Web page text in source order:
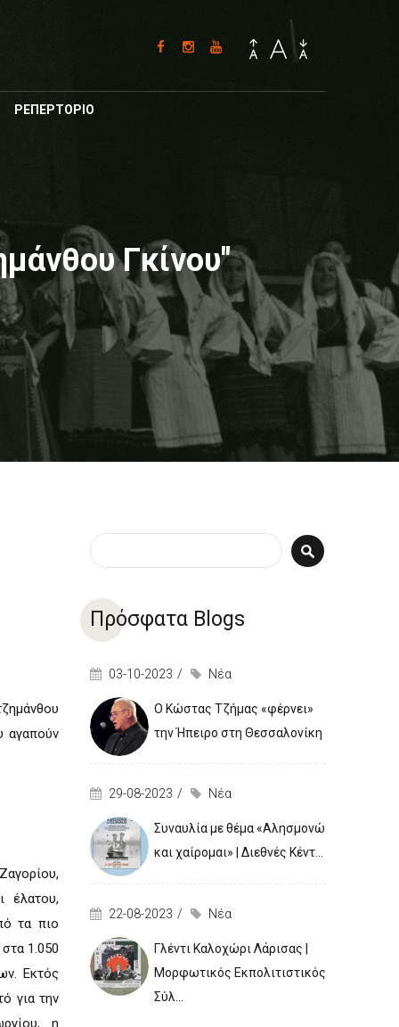
ΡΕΠΕΡΤΟΡΙΟ
Γκίνου"
αγαπούν
έλατου,
τα πιο
1.050
Εκτός
για την
η
Φόρμα αναζήτησης
Αναζήτηση
Πρόσφατα Blogs
03-10-2023 Νέα
Ο Κώστας Τζήμας «φέρνει»
την Ήπειρο στη Θεσσαλονίκη
29-08-2023 Νέα
Συναυλία με θέμα «Αλησμονώ
και χαίρομαι» | Διεθνές Κέντ...
22-08-2023 Νέα
Γλέντι Καλοχώρι Λάρισας |
Μορφωτικός Εκπολιτιστικός
Σύλ...